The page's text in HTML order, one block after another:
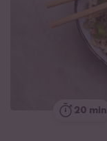
20 min